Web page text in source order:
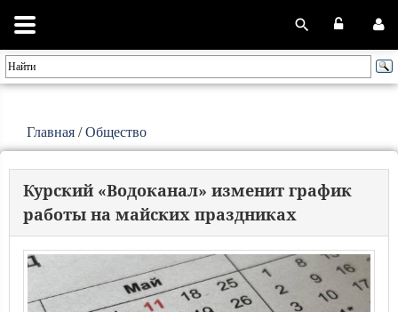
Главная /Общество
Курский «Водоканал» изменит график
работы на майских праздниках